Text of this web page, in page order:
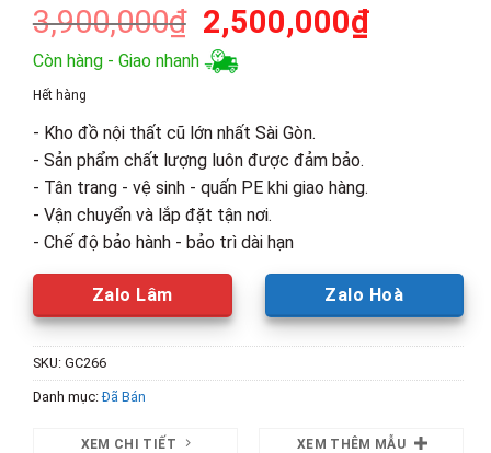
3,900,000₫ Giá
gốc
là:
2,500,000₫Giá
Còn hàng - Giao nhanh
Hết hàng
- Kho đồ nội thất cũ lớn nhất Sài Gòn.
- Sản phẩm chất lượng luôn được đảm bảo.
- Tân trang - vệ sinh - quấn PE khi giao hàng.
- Vận chuyển và lắp đặt tận nơi.
- Chế độ bảo hành - bảo trì dài hạn
Zalo Lâm Zalo Hoà
SKU: GC266
Danh mục:Đã Bán
XEM CHI TIẾT XEM THÊM MẪU